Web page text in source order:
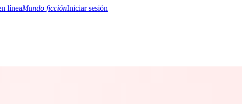
Mundo ficciónIniciar sesión